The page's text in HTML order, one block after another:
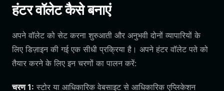
हंटर वॉलेट कैसे बनाएं
अपने वॉलेट को सेट करना शुरुआती और अनुभवी दोनों व्यापारियों के
लिए डिज़ाइन की गई एक सीधी प्रक्रिया है। अपने हंटर वॉलेट पते को
तैयार करने के लिए इन चरणों का पालन करें:
चरण 1: स्टोर या आधिकारिक वेबसाइट से आधिकारिक एप्लिकेशन